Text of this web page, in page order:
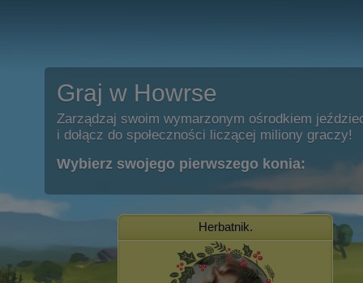
Graj w Howrse
Zarządzaj swoim wymarzonym ośrodkiem
i dołącz do społeczności liczącej miliony graczy!
Wybierz swojego pierwszego konia:
Herbatnik.